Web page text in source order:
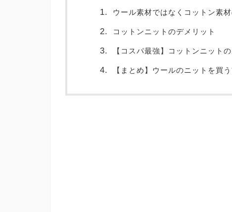
ウール素材ではなくコットン素
コットンニットのデメリット
【コスパ最強】コットンニット
【まとめ】ウールのニットを買